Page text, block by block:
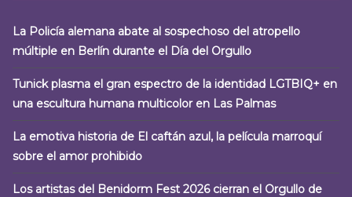
La Policía alemana abate al sospechoso del atropello
múltiple en Berlín durante el Día del Orgullo
Tunick plasma el gran espectro de la identidad LGTBIQ+ en
una escultura humana multicolor en Las Palmas
La emotiva historia de El caftán azul, la película marroquí
sobre el amor prohibido
Los artistas del Benidorm Fest 2026 cierran el Orgullo de